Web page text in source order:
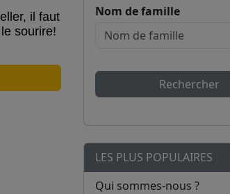
il faut
sourire!
Nom de famille
Rechercher
LES PLUS POPULAIRES
Qui sommes-nous ?